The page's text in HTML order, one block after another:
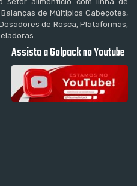
de Múltiplos Cabeçotes,
de Rosca, Plataformas,
Assista a Golpack no Youtube